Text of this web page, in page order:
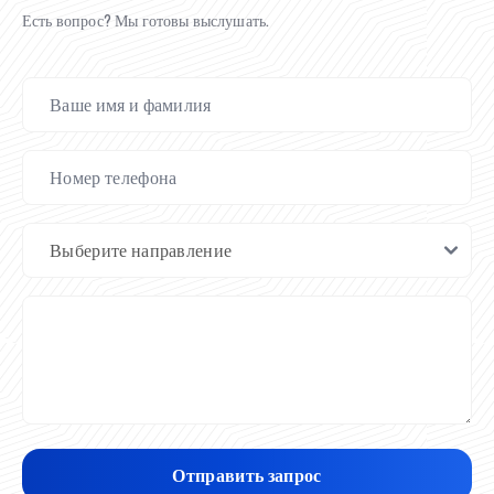
Есть вопрос? Мы готовы выслушать.
Отправить запрос